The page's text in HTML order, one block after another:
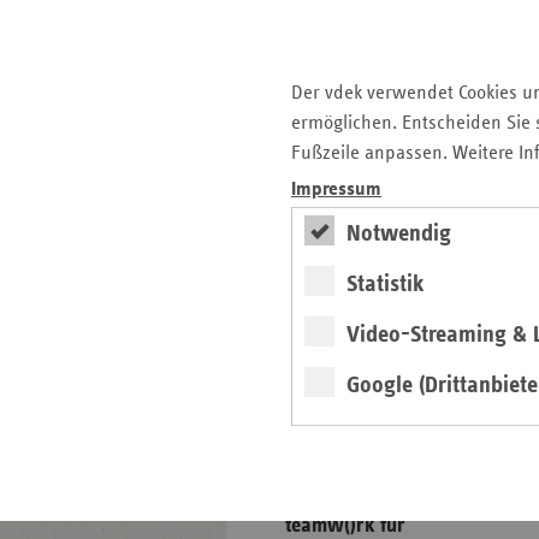
Der vdek verwendet Cookies
ermöglichen. Entscheiden
Fußzeile anpassen. Weitere
Impressum
Notwendig
Statistik
Video-Streaming &
Google
Vorsorge und Rehabilitation
Zahnärzte
Seitenleiste
weiteren
Auf einen Blick
Veranstaltungen
Veröffentlichungen
Publikationen
teamw()rk für